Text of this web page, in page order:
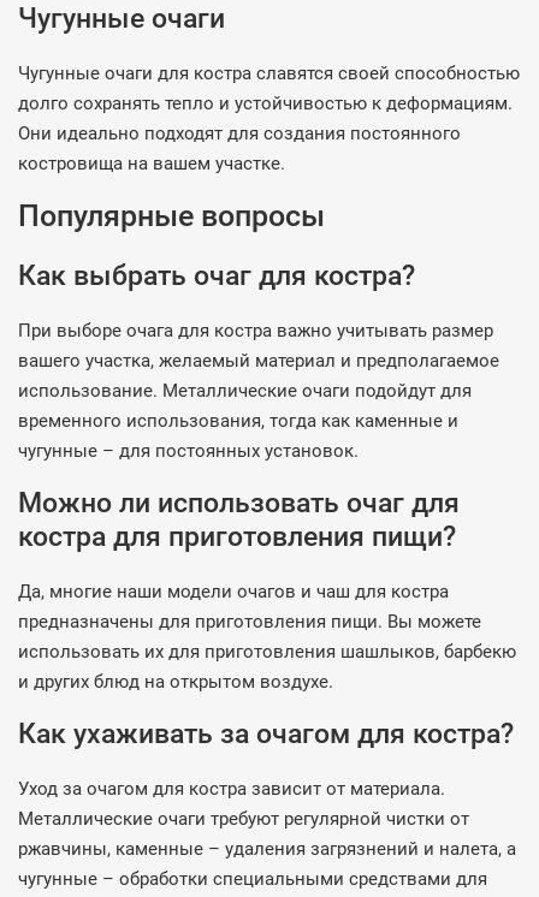
Чугунные очаги
Чугунные очаги для костра славятся своей способностью
долго сохранять тепло и устойчивостью к деформациям.
Они идеально подходят для создания постоянного
костровища на вашем участке.
Популярные вопросы
Как выбрать очаг для костра?
При выборе очага для костра важно учитывать размер
вашего участка, желаемый материал и предполагаемое
использование. Металлические очаги подойдут для
временного использования, тогда как каменные и
чугунные – для постоянных установок.
Можно ли использовать очаг для
костра для приготовления пищи?
Да, многие наши модели очагов и чаш для костра
предназначены для приготовления пищи. Вы можете
использовать их для приготовления шашлыков, барбекю
и других блюд на открытом воздухе.
Как ухаживать за очагом для костра?
Уход за очагом для костра зависит от материала.
Металлические очаги требуют регулярной чистки от
ржавчины, каменные – удаления загрязнений и налета, а
чугунные – обработки специальными средствами для